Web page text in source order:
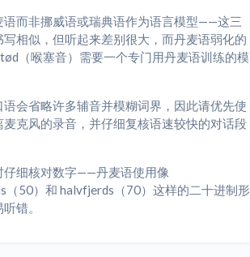
语而非挪威语或瑞典语作为语言模型——这三
写相似，但听起来差别很大，而丹麦语弱化的
（喉塞音）需要一个专门用丹麦语训练的模
语会省略许多辅音并模糊词界，因此请优先使
麦克风的录音，并仔细复核语速较快的对话段
仔细核对数字——丹麦语使用像
（50）和 halvfjerds（70）这样的二十进制形
错。